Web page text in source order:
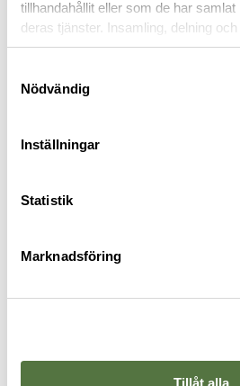
tillhandahållit eller som de har
deras tjänster. Insamling, delning
personuppgifter kan användas för
Nödvändig
Inställningar
Statistik
Marknadsföring
Tillåt alla
YXOR